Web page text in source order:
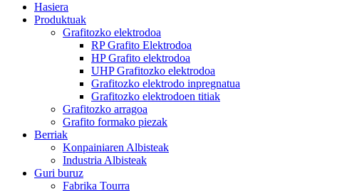
Hasiera
Produktuak
Grafitozko elektrodoa
RP Grafito Elektrodoa
HP Grafito elektrodoa
UHP Grafitozko elektrodoa
Grafitozko elektrodo inpregnatua
Grafitozko elektrodoen titiak
Grafitozko arragoa
Grafito formako piezak
Berriak
Konpainiaren Albisteak
Industria Albisteak
Guri buruz
Fabrika Tourra